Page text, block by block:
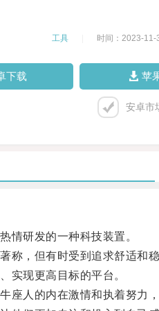
工具 时间：2023-11-
下载 苹
安卓市
研发的一种科技装置。
，但有时受到追求舒适和稳
现更高目标的平台。
的内在激情和执着努力，